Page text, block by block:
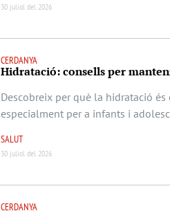
30 juliol del 2026
CERDANYA
Hidratació: consells per
Descobreix per què la hidratació
especialment per a infants i
SALUT
30 juliol del 2026
CERDANYA